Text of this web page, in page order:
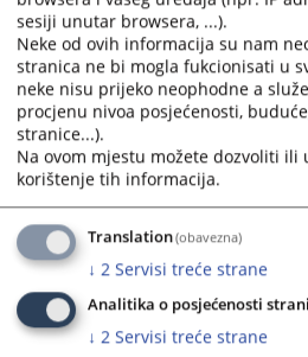
sesiji unutar browsera, ...).
Neke od ovih informacija su nam
stranica ne bi mogla fukcionisati u
neke nisu prijeko neophodne a
procjenu nivoa posjećenosti,
stranice...).
Na ovom mjestu možete dozvoliti ili
korištenje tih informacija.
Translation(obavezna)
↓ 2 Servisi treće strane
Analitika o posjećenosti
↓ 2 Servisi treće strane